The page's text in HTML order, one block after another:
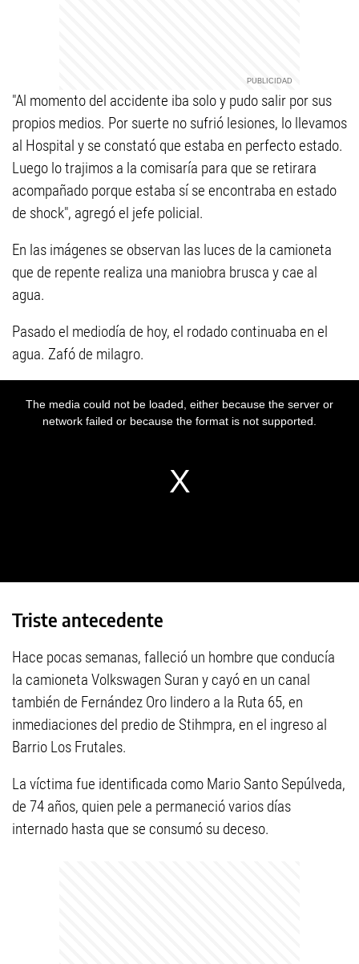
"Al momento del accidente iba solo y pudo salir por sus
propios medios. Por suerte no sufrió lesiones, lo llevamos
al Hospital y se constató que estaba en perfecto estado.
Luego lo trajimos a la comisaría para que se retirara
acompañado porque estaba sí se encontraba en estado
de shock", agregó el jefe policial.
En las imágenes se observan las luces de la camioneta
que de repente realiza una maniobra brusca y cae al
agua.
Pasado el mediodía de hoy, el rodado continuaba en el
agua. Zafó de milagro.
Triste antecedente
Hace pocas semanas, falleció un hombre que conducía
la camioneta Volkswagen Suran y cayó en un canal
también de Fernández Oro lindero a la Ruta 65, en
inmediaciones del predio de Stihmpra, en el ingreso al
Barrio Los Frutales.
La víctima fue identificada como Mario Santo Sepúlveda,
de 74 años, quien pele a permaneció varios días
internado hasta que se consumó su deceso.